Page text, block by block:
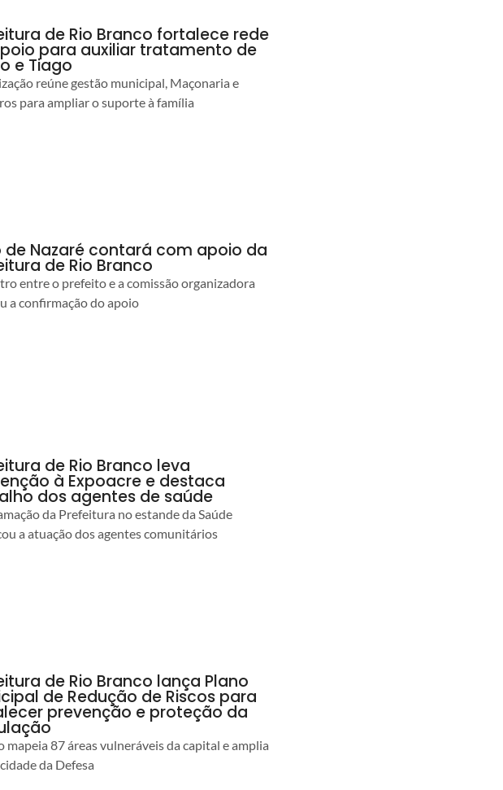
de Rio Branco fortalece rede
para auxiliar tratamento de
e Tiago
reúne gestão municipal, Maçonaria e
para ampliar o suporte à família
de Nazaré contará com apoio da
de Rio Branco
entre o prefeito e a comissão organizadora
a confirmação do apoio
de Rio Branco leva
à Expoacre e destaca
dos agentes de saúde
da Prefeitura no estande da Saúde
a atuação dos agentes comunitários
de Rio Branco lança Plano
de Redução de Riscos para
prevenção e proteção da
mapeia 87 áreas vulneráveis da capital e amplia
da Defesa